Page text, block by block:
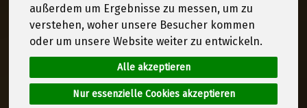
außerdem um Ergebnisse zu messen, um zu
verstehen, woher unsere Besucher kommen
oder um unsere Website weiter zu entwickeln.
Alle akzeptieren
Nur essenzielle Cookies akzeptieren